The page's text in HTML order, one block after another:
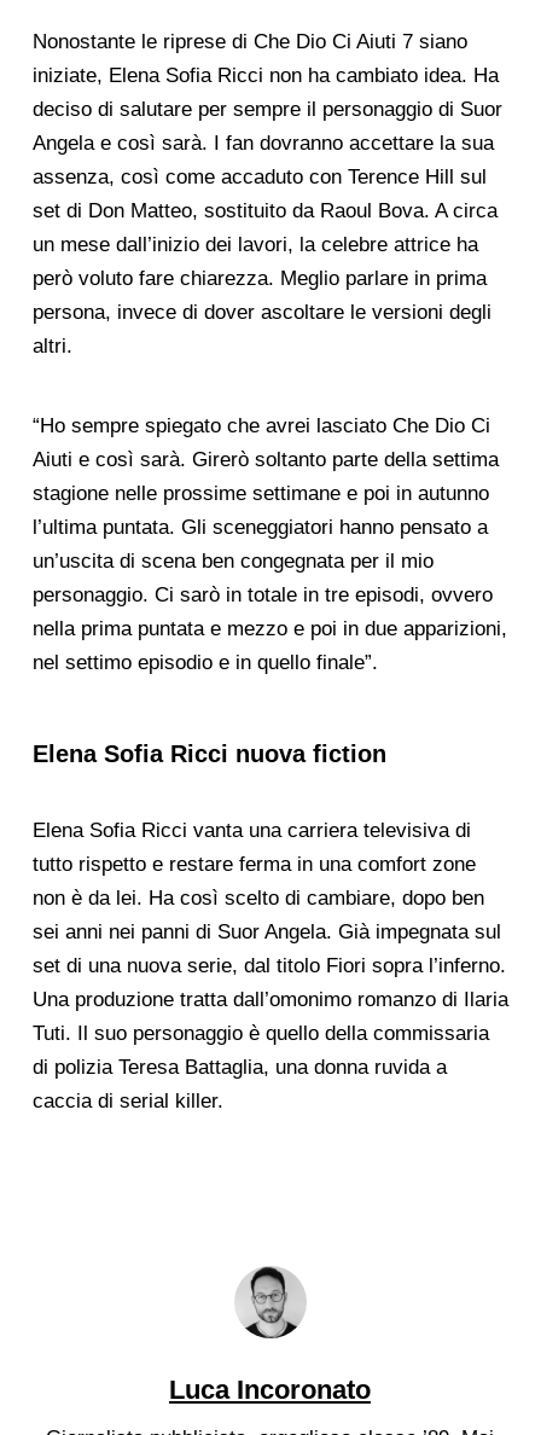
Nonostante le riprese di Che Dio Ci Aiuti 7 siano
iniziate, Elena Sofia Ricci non ha cambiato idea. Ha
deciso di salutare per sempre il personaggio di Suor
Angela e così sarà. I fan dovranno accettare la sua
assenza, così come accaduto con Terence Hill sul
set di Don Matteo, sostituito da Raoul Bova. A circa
un mese dall’inizio dei lavori, la celebre attrice ha
però voluto fare chiarezza. Meglio parlare in prima
persona, invece di dover ascoltare le versioni degli
altri.
“Ho sempre spiegato che avrei lasciato Che Dio Ci
Aiuti e così sarà. Girerò soltanto parte della settima
stagione nelle prossime settimane e poi in autunno
l’ultima puntata. Gli sceneggiatori hanno pensato a
un’uscita di scena ben congegnata per il mio
personaggio. Ci sarò in totale in tre episodi, ovvero
nella prima puntata e mezzo e poi in due apparizioni,
nel settimo episodio e in quello finale”.
Elena Sofia Ricci nuova fiction
Elena Sofia Ricci vanta una carriera televisiva di
tutto rispetto e restare ferma in una comfort zone
non è da lei. Ha così scelto di cambiare, dopo ben
sei anni nei panni di Suor Angela. Già impegnata sul
set di una nuova serie, dal titolo Fiori sopra l’inferno.
Una produzione tratta dall’omonimo romanzo di Ilaria
Tuti. Il suo personaggio è quello della commissaria
di polizia Teresa Battaglia, una donna ruvida a
caccia di serial killer.
Luca Incoronato